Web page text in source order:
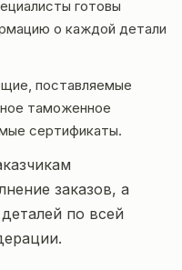
готовы
о каждой детали
поставляемые
таможенное
сертификаты.
заказов, а
по всей